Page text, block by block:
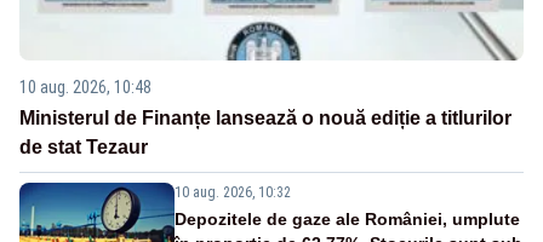
10 aug. 2026, 10:48
Ministerul de Finanțe lansează o nouă ediție a titlurilor
de stat Tezaur
10 aug. 2026, 10:32
Depozitele de gaze ale României, umplute